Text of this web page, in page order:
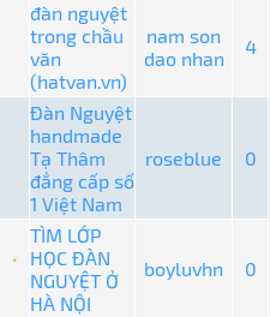
đàn nguyệt
trong chầu
văn
(hatvan.vn)
nam son
dao nhan
4
Đàn Nguyệt
handmade
Tạ Thâm
đẳng cấp số
1 Việt Nam
roseblue 0
TÌM LỚP
HỌC ĐÀN
NGUYỆT Ở
HÀ NỘI
boyluvhn 0